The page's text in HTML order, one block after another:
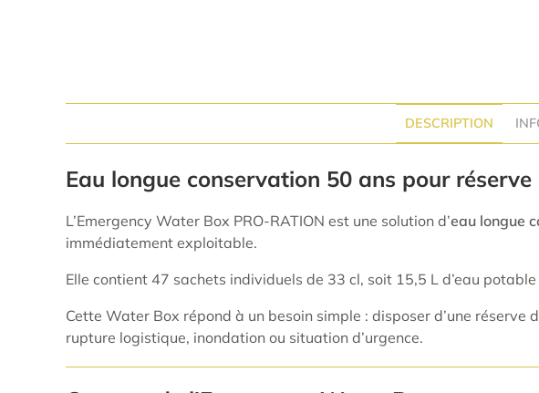
DESCRIPTION
Eau longue conservation 50 ans pour réserve
L’Emergency Water Box PRO-RATION est une solution d’eau longue
immédiatement exploitable.
Elle contient 47 sachets individuels de 33 cl, soit 15,5 L d’eau
Cette Water Box répond à un besoin simple : disposer d’une
rupture logistique, inondation ou situation d’urgence.